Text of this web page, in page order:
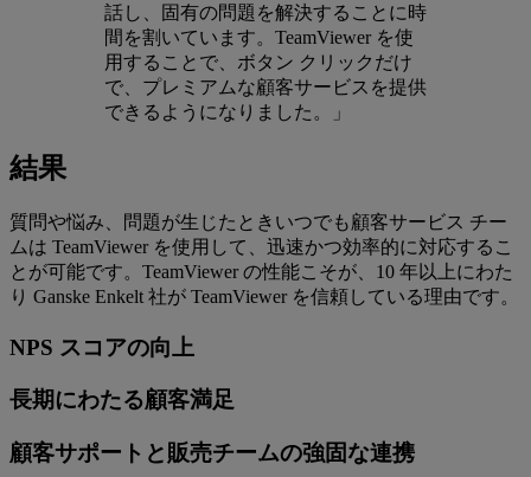
話し、固有の問題を解決することに時
間を割いています。TeamViewer を使
用することで、ボタン クリックだけ
で、プレミアムな顧客サービスを提供
できるようになりました。」
結果
質問や悩み、問題が生じたときいつでも顧客サービス チー
ムは TeamViewer を使用して、迅速かつ効率的に対応するこ
とが可能です。TeamViewer の性能こそが、10 年以上にわた
り Ganske Enkelt 社が TeamViewer を信頼している理由です。
NPS スコアの向上
長期にわたる顧客満足
顧客サポートと販売チームの強固な連携